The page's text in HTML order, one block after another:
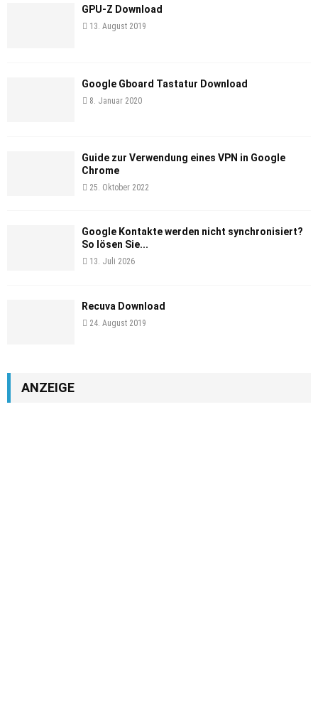
GPU-Z Download
13. August 2019
Google Gboard Tastatur Download
8. Januar 2020
Guide zur Verwendung eines VPN in Google
Chrome
25. Oktober 2022
Google Kontakte werden nicht synchronisiert?
So lösen Sie...
13. Juli 2026
Recuva Download
24. August 2019
ANZEIGE